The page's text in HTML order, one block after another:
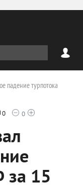
падение турпотока
0 0
за 15